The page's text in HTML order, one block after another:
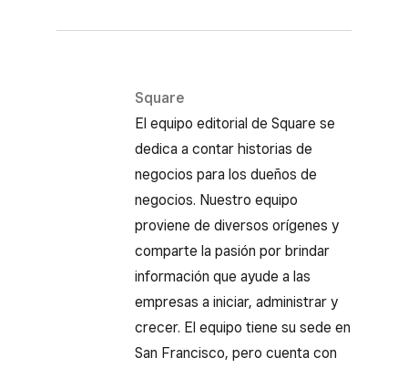
Square
El equipo editorial de Square se
dedica a contar historias de
negocios para los dueños de
negocios. Nuestro equipo
proviene de diversos orígenes y
comparte la pasión por brindar
información que ayude a las
empresas a iniciar, administrar y
crecer. El equipo tiene su sede en
San Francisco, pero cuenta con